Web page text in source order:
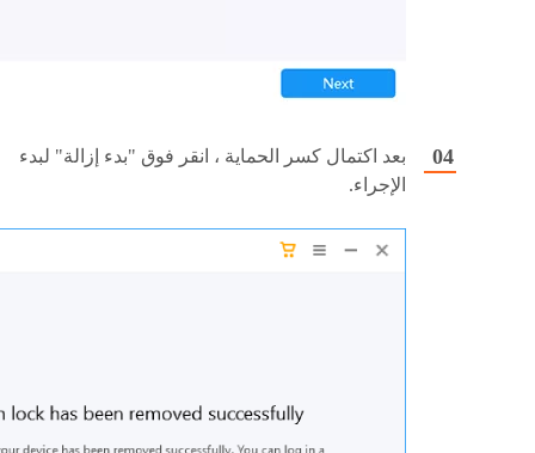
بعد اكتمال كسر الحماية ، انقر فوق "بدء إزالة" لبدء
الإجراء.